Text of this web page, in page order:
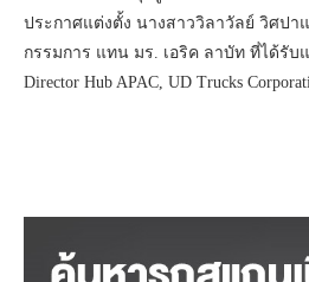
ประกาศแต่งตั้ง นางสาววิลาวัลย์ วิศป
กรรมการ แทน มร. เอริค ลาบัท ที่ได้รับแ
Director Hub APAC, UD Trucks